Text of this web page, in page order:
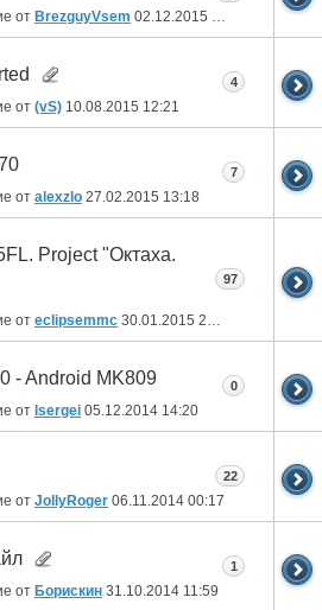
от BrezguyVsem 02.12.2015
от (vS) 10.08.2015 12:21
4
от alexzlo 27.02.2015 13:18
7
Project "Октаха.
от eclipsemmc 30.01.2015 20:54
97
- Android MK809
от lsergei 05.12.2014 14:20
0
от JollyRoger 06.11.2014 00:17
22
от Борискин 31.10.2014 11:59
1